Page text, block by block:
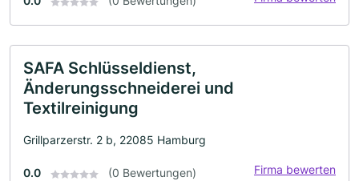
SAFA Schlüsseldienst,
Änderungsschneiderei und
Textilreinigung
Grillparzerstr. 2 b, 22085 Hamburg
0.0 (0 Bewertungen) Firma bewerten